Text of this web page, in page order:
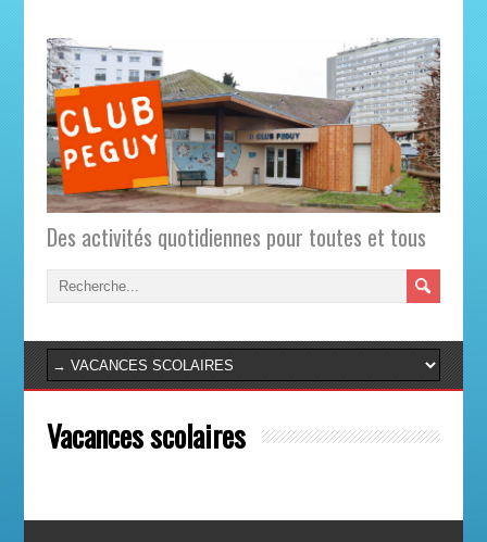
Des activités quotidiennes pour toutes et tous
Vacances scolaires